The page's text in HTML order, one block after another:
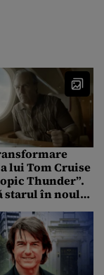
lui Tom Cruise
Thunder”.
starul în noul